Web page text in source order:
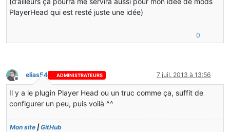
PlayerHead qui est resté juste une idée)
0
Hors-ligne
elias54 ADMINISTRATEURS 7 juil. 2013 à 13:56
Il y a le plugin Player Head ou un truc comme ça, suffit de
configurer un peu, puis voilà ^^
Mon site |GitHub